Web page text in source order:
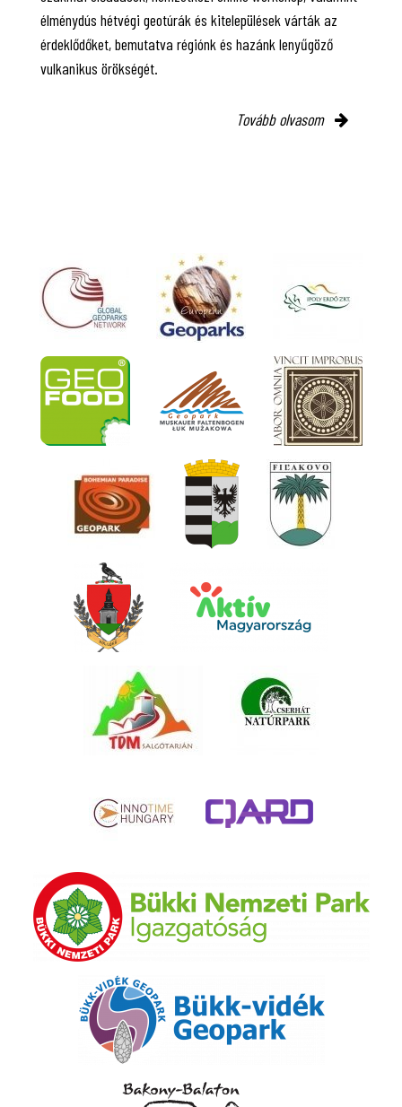
élménydús hétvégi geotúrák és kitelepülések várták az
érdeklődőket, bemutatva régiónk és hazánk lenyűgöző
vulkanikus örökségét.
Tovább olvasom